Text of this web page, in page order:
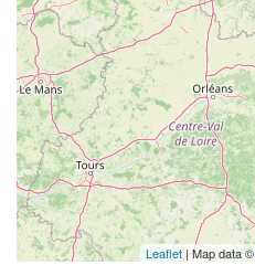
Leaflet| Map data ©